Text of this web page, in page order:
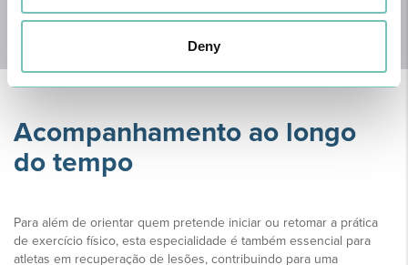
Deny
planeamento do tratamento.
Acompanhamento ao longo
do tempo
Para além de orientar quem pretende iniciar ou retomar a prática
de exercício físico, esta especialidade é também essencial para
atletas em recuperação de lesões, contribuindo para uma